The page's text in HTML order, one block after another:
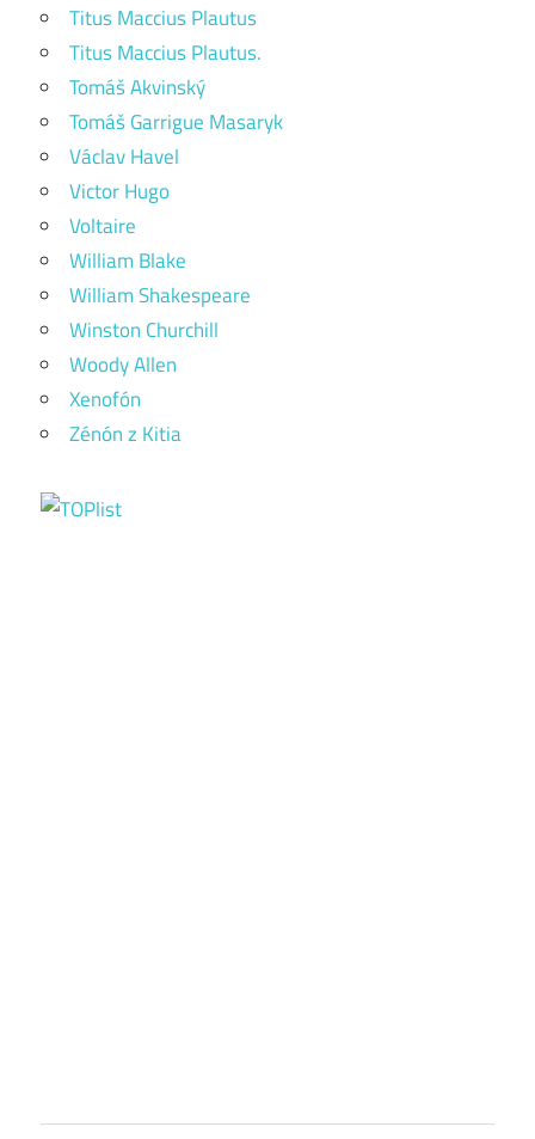
Titus Maccius Plautus
Titus Maccius Plautus.
Tomáš Akvinský
Tomáš Garrigue Masaryk
Václav Havel
Victor Hugo
Voltaire
William Blake
William Shakespeare
Winston Churchill
Woody Allen
Xenofón
Zénón z Kitia